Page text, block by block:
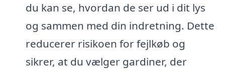
du kan se, hvordan de ser ud i dit lys
og sammen med din indretning. Dette
reducerer risikoen for fejlkøb og
sikrer, at du vælger gardiner, der